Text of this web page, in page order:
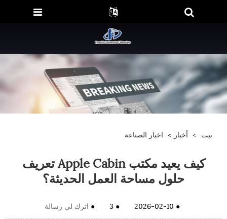
بيت > أخبار > اخبار الصناعة
كيف يعيد مكتب Apple Cabin تعريف
حلول مساحة العمل الحديثة؟
●
2026-02-10
●
3
● اترك لي رسالة